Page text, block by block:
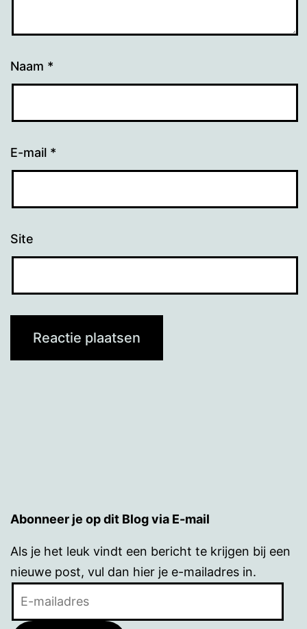
Naam *
E-mail *
Site
Abonneer je op dit Blog via E-mail
Als je het leuk vindt een bericht te krijgen bij een
nieuwe post, vul dan hier je e-mailadres in.